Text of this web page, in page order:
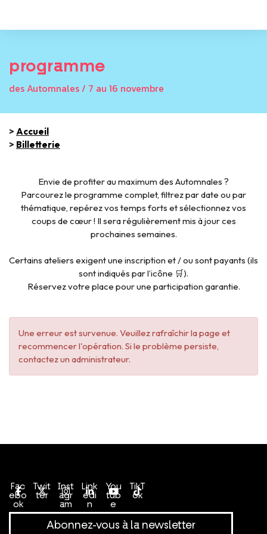
programme
des Automnales / 7 au 16 novembre
> Accueil
> Billetterie
Envie de profiter au maximum des Automnales ?
Parcourez le programme complet, filtrez par date ou par
thématique, repérez vos temps forts et sélectionnez vos
coups de cœur ! Il sera régulièrement mis à jour ces
prochaines semaines.
Certains ateliers exigent une inscription et / ou sont payants (ils
sont indiqués par l’icône 🛒).
Réservez votre place pour une participation garantie.
Une erreur est survenue. Veuillez rafraîchir la page et
recommencer l'opération. Si le problème persiste,
contactez un administrateur.
Fac
ebo
ok
Twit
ter
Inst
agr
am
Link
edi
n
You
tub
e
TikT
ok
Abonnez-vous à la newsletter